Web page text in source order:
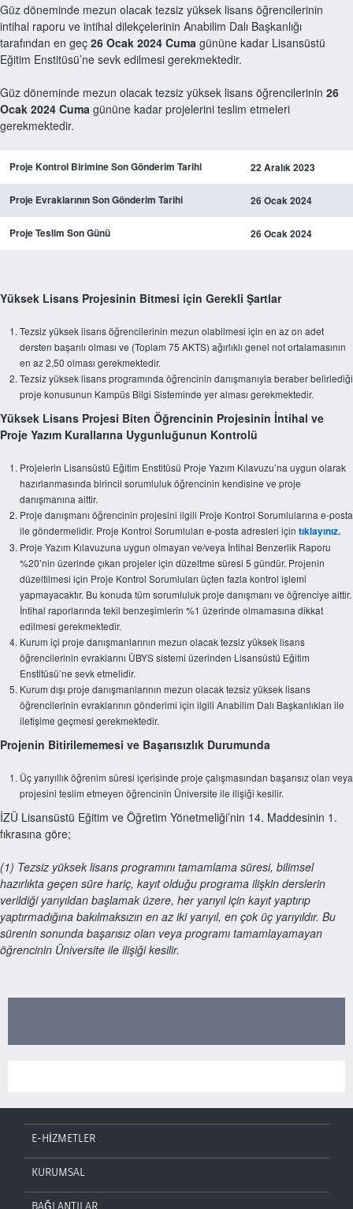
Güz döneminde mezun olacak tezsiz yüksek lisans öğrencilerinin
intihal raporu ve intihal dilekçelerinin Anabilim Dalı Başkanlığı
tarafından en geç 26 Ocak 2024 Cuma gününe kadar Lisansüstü
Eğitim Enstitüsü’ne sevk edilmesi gerekmektedir.
Güz döneminde mezun olacak tezsiz yüksek lisans öğrencilerinin 26
Ocak 2024 Cuma gününe kadar projelerini teslim etmeleri
gerekmektedir.
Proje Kontrol Birimine Son Gönderim Tarihi 22 Aralık 2023
Proje Evraklarının Son Gönderim Tarihi 26 Ocak 2024
Proje Teslim Son Günü 26 Ocak 2024
Yüksek Lisans Projesinin Bitmesi için Gerekli Şartlar
Tezsiz yüksek lisans öğrencilerinin mezun olabilmesi için en az on adet
dersten başarılı olması ve (Toplam 75 AKTS) ağırlıklı genel not ortalamasının
en az 2,50 olması gerekmektedir.
Tezsiz yüksek lisans programında öğrencinin danışmanıyla beraber belirlediği
proje konusunun Kampüs Bilgi Sisteminde yer alması gerekmektedir.
Yüksek Lisans Projesi Biten Öğrencinin Projesinin İntihal ve
Proje Yazım Kurallarına Uygunluğunun Kontrolü
Projelerin Lisansüstü Eğitim Enstitüsü Proje Yazım Kılavuzu’na uygun olarak
hazırlanmasında birincil sorumluluk öğrencinin kendisine ve proje
danışmanına aittir.
Proje danışmanı öğrencinin projesini ilgili Proje Kontrol Sorumlularına e-posta
ile göndermelidir. Proje Kontrol Sorumluları e-posta adresleri için tıklayınız.
Proje Yazım Kılavuzuna uygun olmayan ve/veya İntihal Benzerlik Raporu
%20’nin üzerinde çıkan projeler için düzeltme süresi 5 gündür. Projenin
düzeltilmesi için Proje Kontrol Sorumluları üçten fazla kontrol işlemi
yapmayacaktır. Bu konuda tüm sorumluluk proje danışmanı ve öğrenciye aittir.
İntihal raporlarında tekil benzeşimlerin %1 üzerinde olmamasına dikkat
edilmesi gerekmektedir.
Kurum içi proje danışmanlarının mezun olacak tezsiz yüksek lisans
öğrencilerinin evraklarını ÜBYS sistemi üzerinden Lisansüstü Eğitim
Enstitüsü’ne sevk etmelidir.
Kurum dışı proje danışmanlarının mezun olacak tezsiz yüksek lisans
öğrencilerinin evraklarının gönderimi için ilgili Anabilim Dalı Başkanlıkları ile
iletişime geçmesi gerekmektedir.
Projenin Bitirilememesi ve Başarısızlık Durumunda
Üç yarıyıllık öğrenim süresi içerisinde proje çalışmasından başarısız olan veya
projesini teslim etmeyen öğrencinin Üniversite ile ilişiği kesilir.
İZÜ Lisansüstü Eğitim ve Öğretim Yönetmeliği’nin 14. Maddesinin 1.
fıkrasına göre;
(1) Tezsiz yüksek lisans programını tamamlama süresi, bilimsel
hazırlıkta geçen süre hariç, kayıt olduğu programa ilişkin derslerin
verildiği yarıyıldan başlamak üzere, her yarıyıl için kayıt yaptırıp
yaptırmadığına bakılmaksızın en az iki yarıyıl, en çok üç yarıyıldır. Bu
sürenin sonunda başarısız olan veya programı tamamlayamayan
öğrencinin Üniversite ile ilişiği kesilir.
E-HİZMETLER
KURUMSAL
BAĞLANTILAR